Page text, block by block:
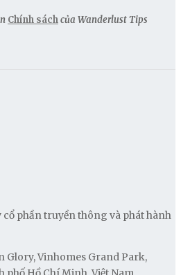
Chính sáchcủa Wanderlust Tips
cổ phần truyền thông và phát hành
Glory, Vinhomes Grand Park,